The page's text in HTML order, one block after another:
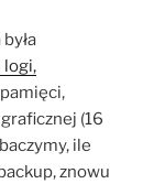
logi,
(16
ile
znowu